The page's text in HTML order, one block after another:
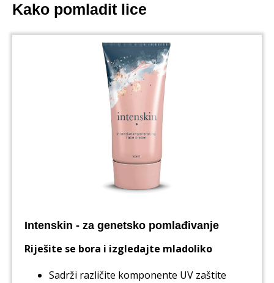
Kako pomladit lice
Intenskin - za genetsko pomlađivanje
Riješite se bora i izgledajte mladoliko
Sadrži različite komponente UV zaštite